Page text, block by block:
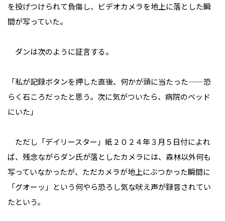
を投げつけられて負傷し、ビデオカメラを地上に落とした瞬
間が写っていた。
ダンは次のように証言する。
「私が記録ボタンを押した直後、何かが頭に当たった——恐
らく石ころだったと思う。次に気がついたら、病院のベッド
にいた」
ただし「デイリースター」紙２０２４年３月５日付によれ
ば、残念ながらダン氏が落としたカメラには、森林以外何も
写っていなかったが、ただカメラが地上にぶつかった瞬間に
「グオーッ」という何やら恐ろし気な吠え声が録音されてい
たという。